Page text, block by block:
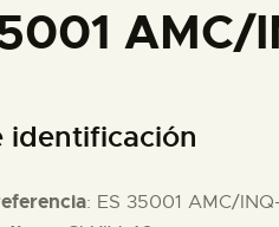
identificación
: ES 35001 AMC/